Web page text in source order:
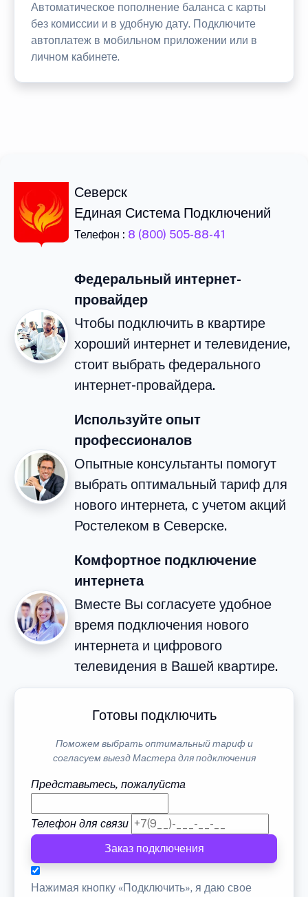
Автоматическое пополнение баланса с карты
без комиссии и в удобную дату. Подключите
автоплатеж в мобильном приложении или в
личном кабинете.
Северск
Единая Система Подключений
Телефон : 8 (800) 505-88-41
Федеральный интернет-
провайдер
Чтобы подключить в квартире
хороший интернет и телевидение,
стоит выбрать федерального
интернет-провайдера.
Используйте опыт
профессионалов
Опытные консультанты помогут
выбрать оптимальный тариф для
нового интернета, с учетом акций
Ростелеком в Северске.
Комфортное подключение
интернета
Вместе Вы согласуете удобное
время подключения нового
интернета и цифрового
телевидения в Вашей квартире.
Готовы подключить
Поможем выбрать оптимальный тариф и
согласуем выезд Мастера для подключения
Представьтесь, пожалуйста
Телефон для связи
Заказ подключения
Нажимая кнопку «Подключить», я даю свое